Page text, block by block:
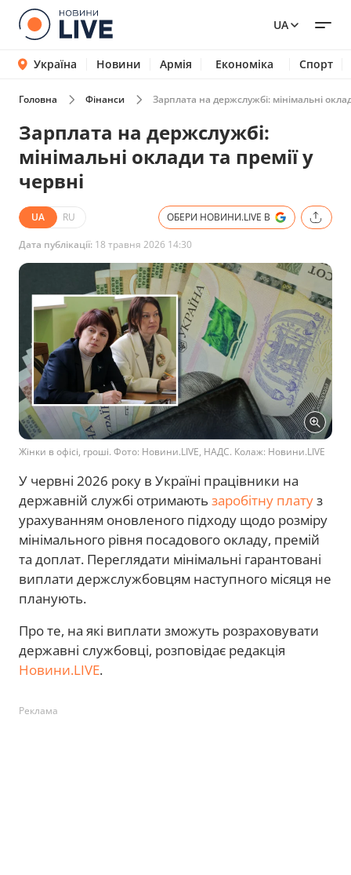
UA
Україна Новини Армія Економіка Спорт
Головна Фінанси Зарплата на держслужбі: мінімальні
Зарплата на держслужбі:
мінімальні оклади та премії у
червні
UA RU ОБЕРИ НОВИНИ.LIVE В
Дата публікації: 18 травня 2026 14:30
Жінки в офісі, гроші. Фото: Новини.LIVE, НАДС. Колаж: Новини.LIVE
У червні 2026 року в Україні працівники на
державній службі отримають заробітну платуз
урахуванням оновленого підходу щодо розміру
мінімального рівня посадового окладу, премій
та доплат. Переглядати мінімальні гарантовані
виплати держслужбовцям наступного місяця не
планують.
Про те, на які виплати зможуть розраховувати
державні службовці, розповідає редакція
Новини.LIVE.
Реклама